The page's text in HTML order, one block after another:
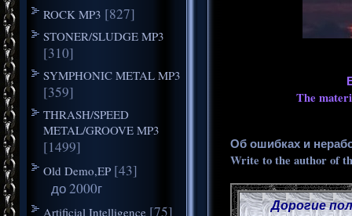
ROCK MP3 [827]
STONER/SLUDGE MP3
[310]
SYMPHONIC METAL MP3
[359]
THRASH/SPEED
METAL/GROOVE MP3
[1499]
Old Demo,EP [43]
до 2000г
Artificial Intelligence [75]
The
Об ошибках и
Write to the author of
Дорогие